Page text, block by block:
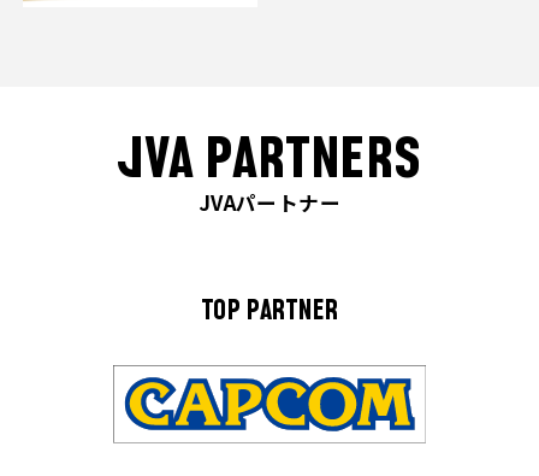
JVA PARTNERS
JVAパートナー
TOP PARTNER